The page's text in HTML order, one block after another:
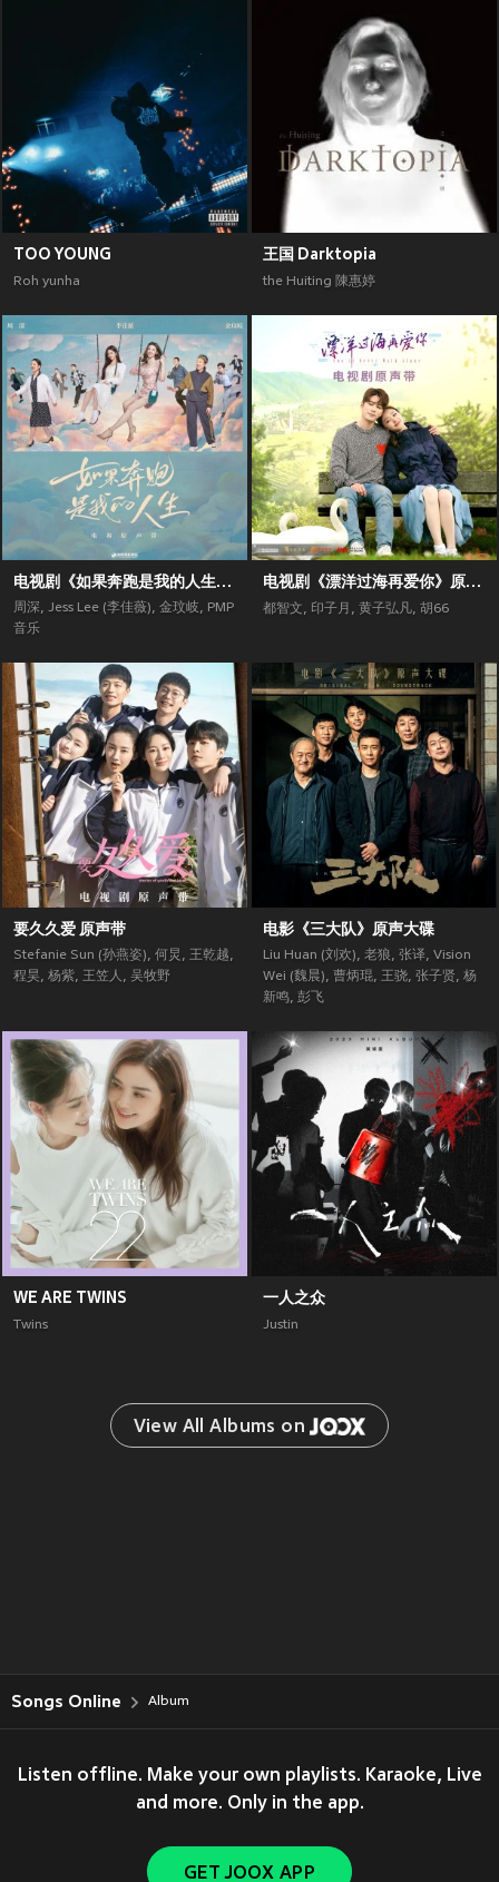
TOO YOUNG
Roh yunha
王国 Darktopia
the Huiting 陳惠婷
电视剧《如果奔跑是我的人生》原声带
周深, Jess Lee (李佳薇), 金玟岐, PMP
音乐
电视剧《漂洋过海再爱你》原声带
都智文, 印子月 , 黄子弘凡, 胡66
要久久爱 原声带
Stefanie Sun (孙燕姿), 何炅, 王乾越,
程昊, 杨紫, 王笠人, 吴牧野
电影《三大队》原声大碟
Liu Huan (刘欢), 老狼, 张译, Vision
Wei (魏晨), 曹炳琨, 王骁, 张子贤, 杨
新鸣, 彭飞
WE ARE TWINS
Twins
一人之众
Justin
View All Albums on
Songs Online Album
Listen offline. Make your own playlists. Karaoke, Live
and more. Only in the app.
GET JOOX APP